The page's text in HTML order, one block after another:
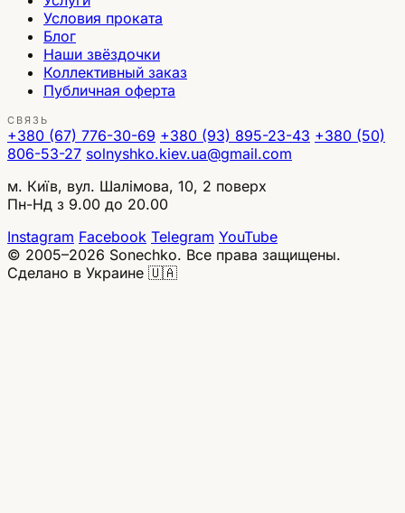
Условия проката
Блог
Наши звёздочки
Коллективный заказ
Публичная оферта
СВЯЗЬ
+380 (67) 776-30-69 +380 (93) 895-23-43 +380 (50)
806-53-27 solnyshko.kiev.ua@gmail.com
м. Київ, вул. Шалімова, 10, 2 поверх
Пн-Нд з 9.00 до 20.00
Instagram Facebook Telegram YouTube
© 2005–2026 Sonechko. Все права защищены.
Сделано в Украине 🇺🇦